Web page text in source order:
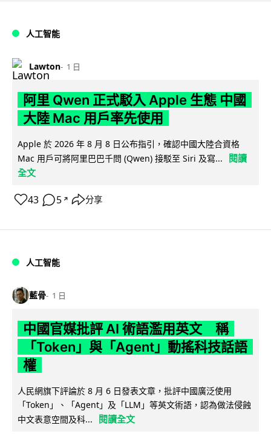
人工智能
Lawton 1 日
阿里 Qwen 正式駁入 Apple 生態 中國
大陸 Mac 用戶率先使用
Apple 於 2026 年 8 月 8 日公布指引，確認中國大陸合資格
Mac 用戶可將阿里巴巴千問 (Qwen) 接駁至 Siri 及寫...
閱讀
全文
43 5 ↗ 分享
人工智能
藍骨 1 日
中國官媒批評 AI 術語濫用英文 稱
「Token」與「Agent」動搖科技話語
權
人民網旗下評論於 8 月 6 日發表文章，批評中國廣泛使用
「Token」、「Agent」及「LLM」等英文術語，認為做法侵蝕
中文表意空間及科...
閱讀全文